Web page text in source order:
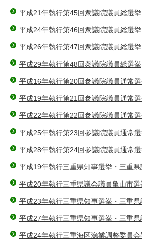
平成21年執行第45回衆議院議員総選挙
平成24年執行第46回衆議院議員総選挙
平成26年執行第47回衆議院議員総選挙
平成29年執行第48回衆議院議員総選挙
平成16年執行第20回参議院議員通常
平成19年執行第21回参議院議員通常
平成22年執行第22回参議院議員通常
平成25年執行第23回参議院議員通常
平成28年執行第24回参議院議員通常
平成19年執行三重県知事選挙・三重
平成20年執行三重県議会議員亀山市
平成23年執行三重県知事選挙・三重
平成27年執行三重県知事選挙・三重
平成24年執行三重海区漁業調整委員